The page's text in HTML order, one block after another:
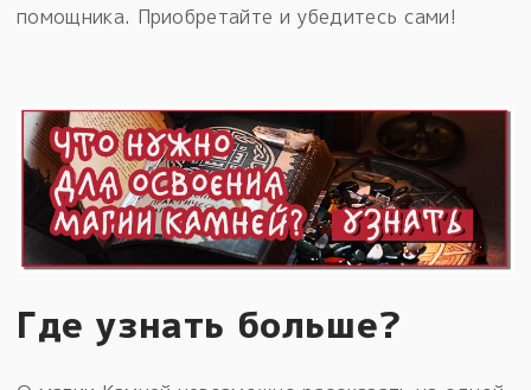
помощника. Приобретайте и убедитесь сами!
Где узнать больше?